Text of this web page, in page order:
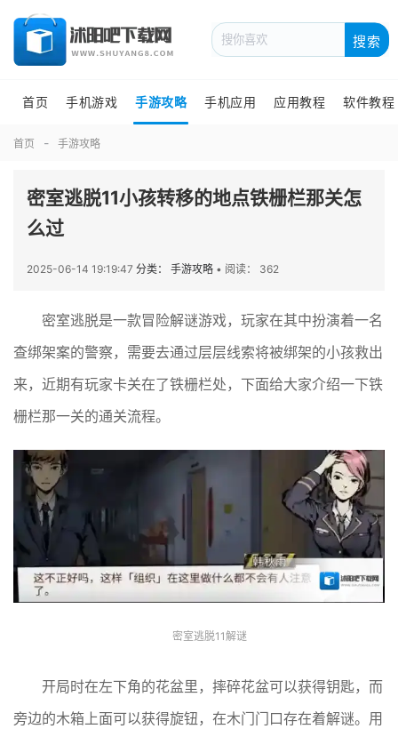
搜索
首页 手机游戏 手游攻略 手机应用 应用教程 软件教程
首页 手游攻略
密室逃脱11小孩转移的地点铁栅栏那关怎
么过
2025-06-14 19:19:47 分类： 手游攻略 • 阅读： 362
密室逃脱是一款冒险解谜游戏，玩家在其中扮演着一名
查绑架案的警察，需要去通过层层线索将被绑架的小孩救出
来，近期有玩家卡关在了铁栅栏处，下面给大家介绍一下铁
栅栏那一关的通关流程。
密室逃脱11解谜
开局时在左下角的花盆里，摔碎花盆可以获得钥匙，而
旁边的木箱上面可以获得旋钮，在木门门口存在着解谜。用